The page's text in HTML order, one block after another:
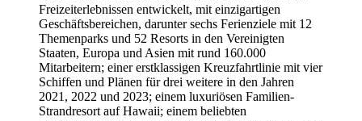
Freizeiterlebnissen entwickelt, mit einzigartigen
Geschäftsbereichen, darunter sechs Ferienziele mit 12
Themenparks und 52 Resorts in den Vereinigten
Staaten, Europa und Asien mit rund 160.000
Mitarbeitern; einer erstklassigen Kreuzfahrtlinie mit vier
Schiffen und Plänen für drei weitere in den Jahren
2021, 2022 und 2023; einem luxuriösen Familien-
Strandresort auf Hawaii; einem beliebten